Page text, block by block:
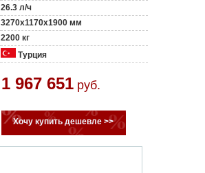
26.3 л/ч
3270x1170x1900 мм
2200 кг
Турция
1 967 651 руб.
Хочу купить дешевле >>